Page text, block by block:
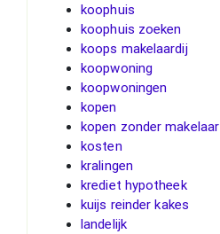
koophuis
koophuis zoeken
koops makelaardij
koopwoning
koopwoningen
kopen
kopen zonder makelaar
kosten
kralingen
krediet hypotheek
kuijs reinder kakes
landelijk